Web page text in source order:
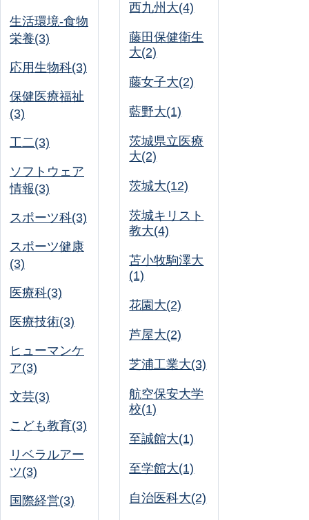
生活環境-食物
栄養(3)
応用生物科(3)
保健医療福祉
(3)
工二(3)
ソフトウェア
情報(3)
スポーツ科(3)
スポーツ健康
(3)
医療科(3)
医療技術(3)
ヒューマンケ
ア(3)
文芸(3)
こども教育(3)
リベラルアー
ツ(3)
国際経営(3)
西九州大(4)
藤田保健衛生
大(2)
藤女子大(2)
藍野大(1)
茨城県立医療
大(2)
茨城大(12)
茨城キリスト
教大(4)
苫小牧駒澤大
(1)
花園大(2)
芦屋大(2)
芝浦工業大(3)
航空保安大学
校(1)
至誠館大(1)
至学館大(1)
自治医科大(2)